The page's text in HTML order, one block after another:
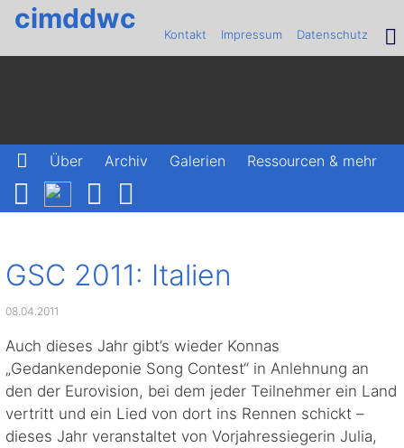
cimddwc Kontakt Impressum Datenschutz
Über Archiv Galerien Ressourcen & mehr
GSC 2011: Italien
08.04.2011
Auch dieses Jahr gibt’s wieder Konnas
„Gedankendeponie Song Contest“ in Anlehnung an
den der Eurovision, bei dem jeder Teilnehmer ein Land
vertritt und ein Lied von dort ins Rennen schickt –
dieses Jahr veranstaltet von Vorjahressiegerin Julia,